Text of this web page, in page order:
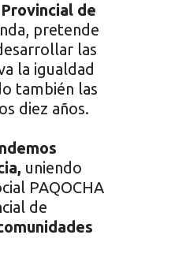
de
pretende
las
la igualdad
también las
diez años.
uniendo
PAQOCHA
de